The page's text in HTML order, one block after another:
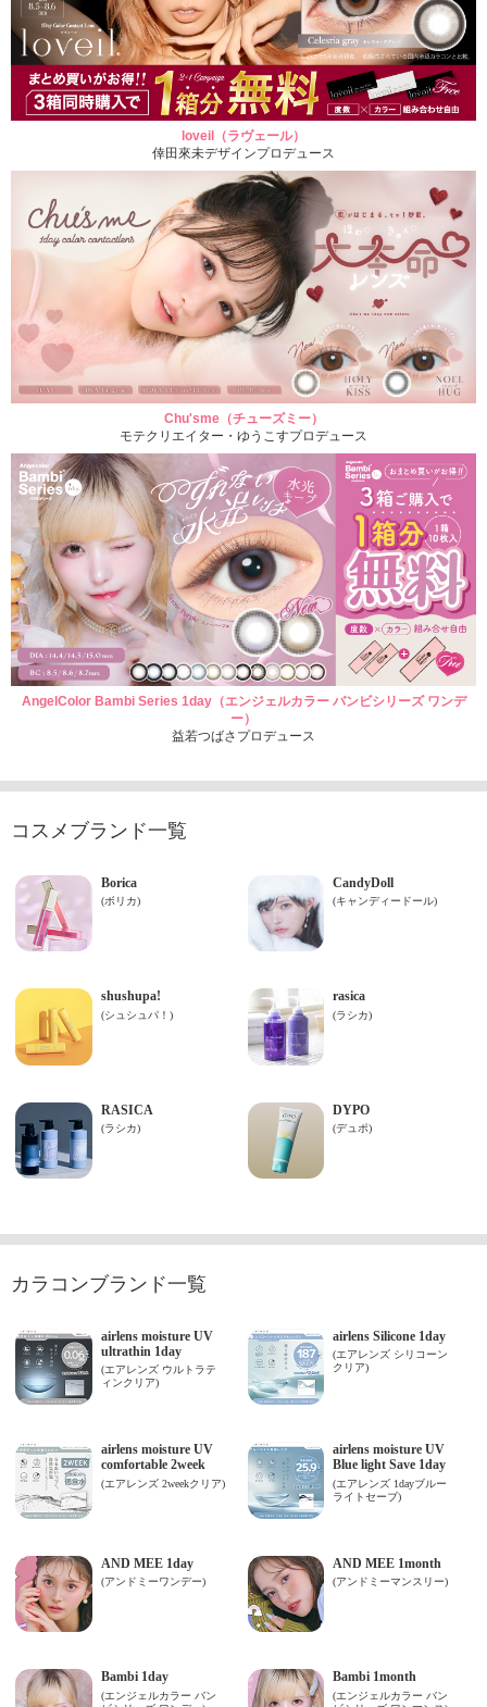
loveil（ラヴェール）
倖田來未デザインプロデュース
Chu'sme（チューズミー）
モテクリエイター・ゆうこすプロデュース
AngelColor Bambi Series 1day（エンジェルカラー バンビシリーズ ワンデ
ー）
益若つばさプロデュース
コスメブランド一覧
カラコンブランド一覧